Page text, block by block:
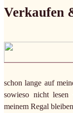
Verkaufen
schon lange auf
sowieso nicht
meinem Regal